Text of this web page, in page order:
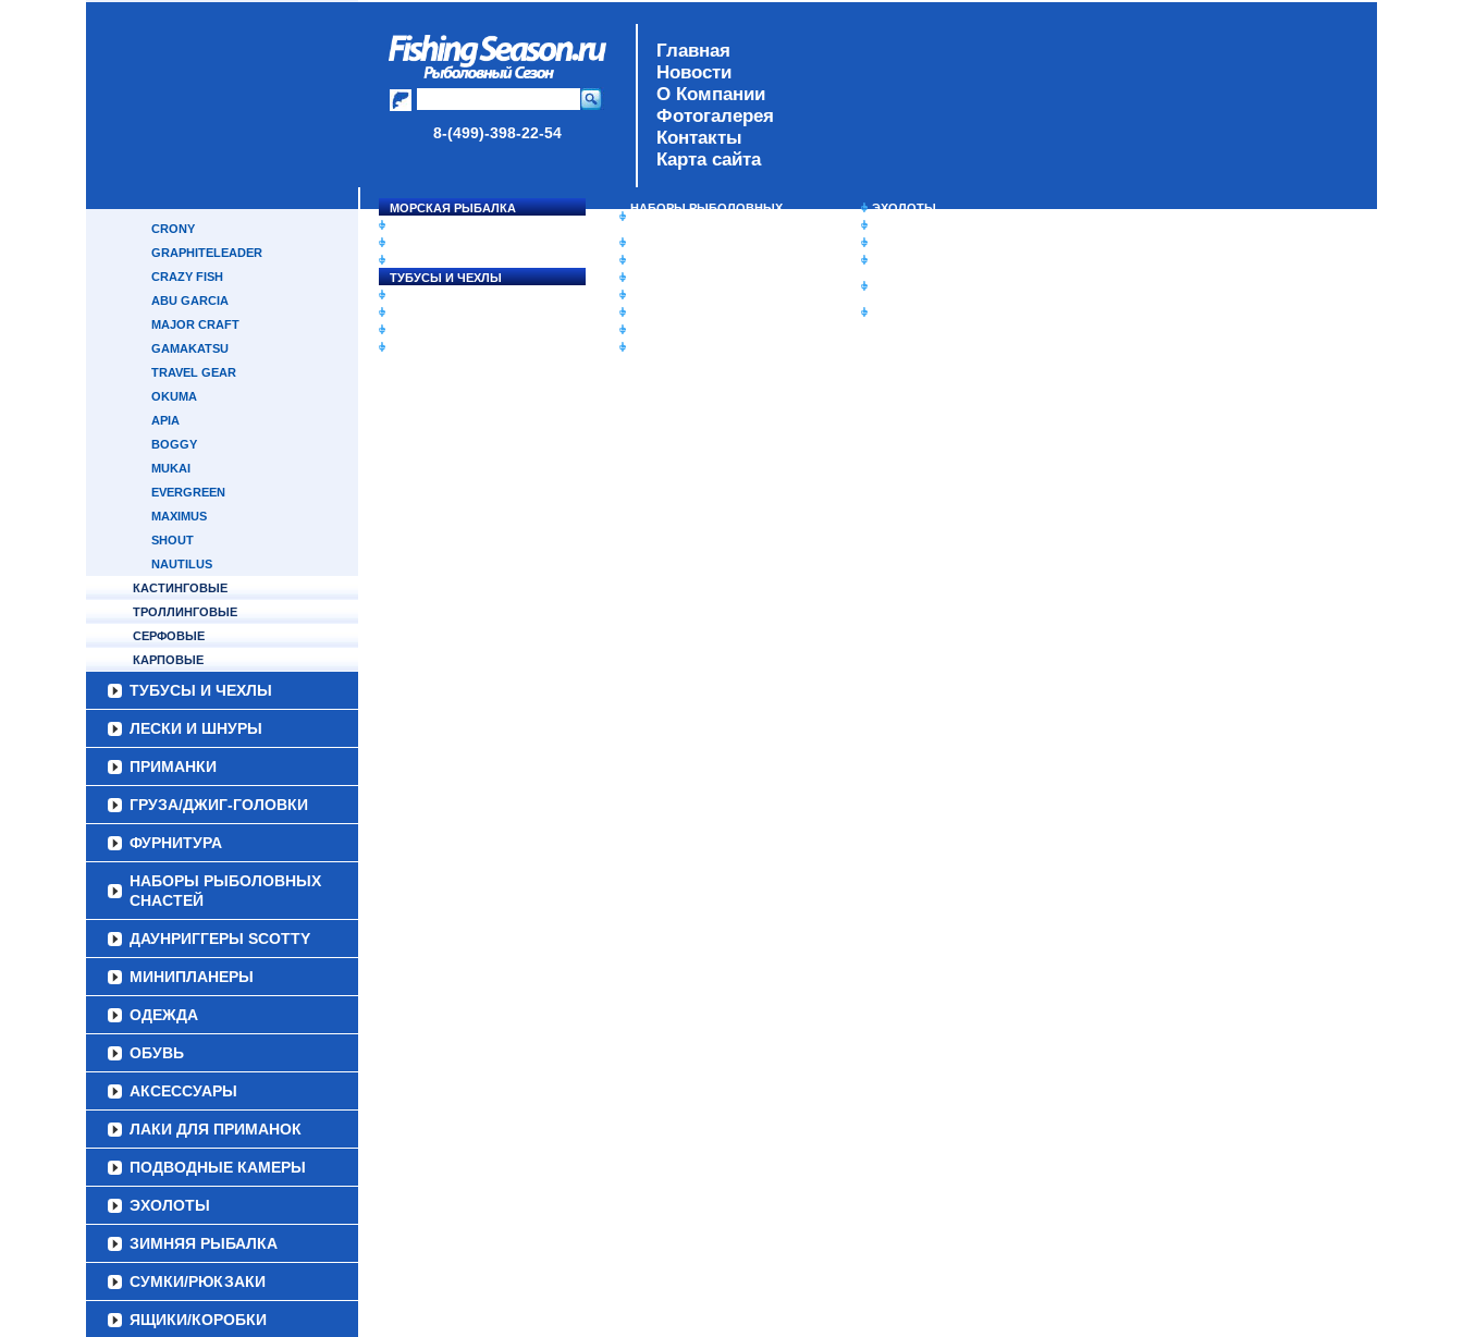
CRONY
GRAPHITELEADER
CRAZY FISH
ABU GARCIA
MAJOR CRAFT
GAMAKATSU
TRAVEL GEAR
OKUMA
APIA
BOGGY
MUKAI
EVERGREEN
MAXIMUS
SHOUT
NAUTILUS
КАСТИНГОВЫЕ
ТРОЛЛИНГОВЫЕ
СЕРФОВЫЕ
КАРПОВЫЕ
ТУБУСЫ И ЧЕХЛЫ
ЛЕСКИ И ШНУРЫ
ПРИМАНКИ
ГРУЗА/ДЖИГ-ГОЛОВКИ
ФУРНИТУРА
НАБОРЫ РЫБОЛОВНЫХ
СНАСТЕЙ
ДАУНРИГГЕРЫ SCOTTY
МИНИПЛАНЕРЫ
ОДЕЖДА
ОБУВЬ
АКСЕССУАРЫ
ЛАКИ ДЛЯ ПРИМАНОК
ПОДВОДНЫЕ КАМЕРЫ
ЭХОЛОТЫ
ЗИМНЯЯ РЫБАЛКА
СУМКИ/РЮКЗАКИ
ЯЩИКИ/КОРОБКИ
8-(499)-398-22-54
Главная
Новости
О Компании
Фотогалерея
Контакты
Карта сайта
МОРСКАЯ РЫБАЛКА
ТУБУСЫ И ЧЕХЛЫ
НАБОРЫ РЫБОЛОВНЫХ
ЭХОЛОТЫ